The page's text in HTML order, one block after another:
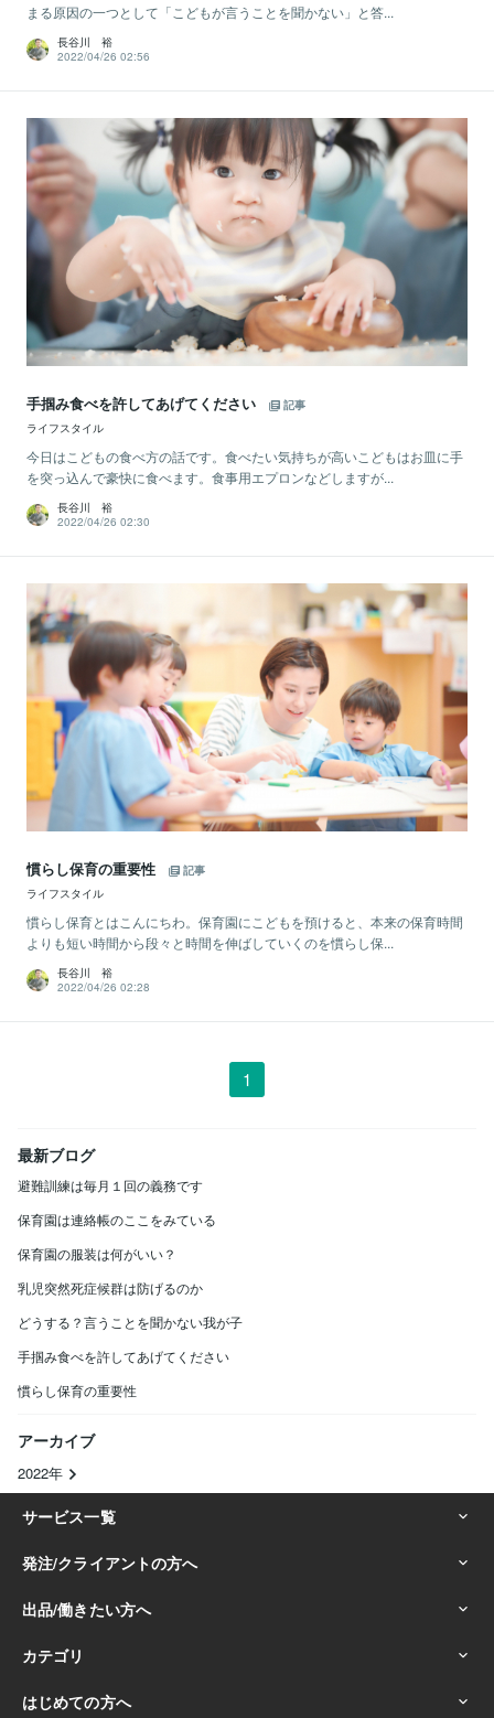
まる原因の一つとして「こどもが言うことを聞かない」と答...
長谷川 裕
2022/04/26 02:56
手掴み食べを許してあげてください
記事
ライフスタイル
今日はこどもの食べ方の話です。食べたい気持ちが高いこどもはお皿に手
を突っ込んで豪快に食べます。食事用エプロンなどしますが...
長谷川 裕
2022/04/26 02:30
慣らし保育の重要性
記事
ライフスタイル
慣らし保育とはこんにちわ。保育園にこどもを預けると、本来の保育時間
よりも短い時間から段々と時間を伸ばしていくのを慣らし保...
長谷川 裕
2022/04/26 02:28
1
最新ブログ
避難訓練は毎月１回の義務です
保育園は連絡帳のここをみている
保育園の服装は何がいい？
乳児突然死症候群は防げるのか
どうする？言うことを聞かない我が子
手掴み食べを許してあげてください
慣らし保育の重要性
アーカイブ
2022年